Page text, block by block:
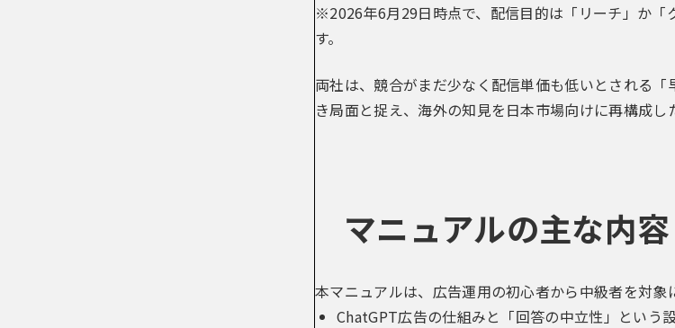
※2026年6月29日時点で、配信目的は「リーチ」か「
す。
両社は、競合がまだ少なく配信単価も低いとされる
き局面と捉え、海外の知見を日本市場向けに再構成し
マニュアルの主な内容
本マニュアルは、広告運用の初心者から中級者を対象
ChatGPT広告の仕組みと「回答の中立性」という